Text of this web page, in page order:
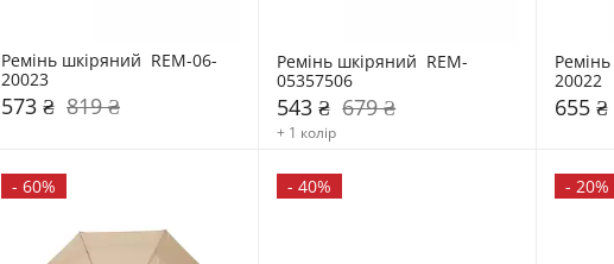
Ремінь шкіряний  REM-06-
20023
573 ₴ 819 ₴
Ремінь шкіряний  REM-
05357506
543 ₴ 679 ₴
+ 1 колір
20022
655 ₴
- 60% -40% - 20%